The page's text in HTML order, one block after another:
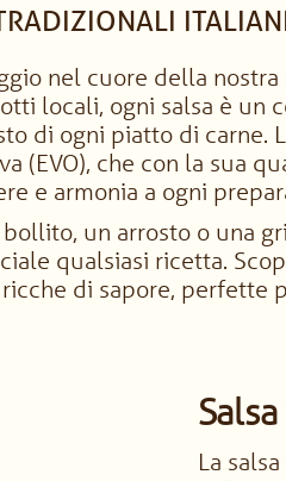
nel cuore della nostra
locali, ogni salsa è un
di ogni piatto di carne.
(EVO), che con la sua
e armonia a ogni
un arrosto o una
qualsiasi ricetta.
di sapore, perfette
La